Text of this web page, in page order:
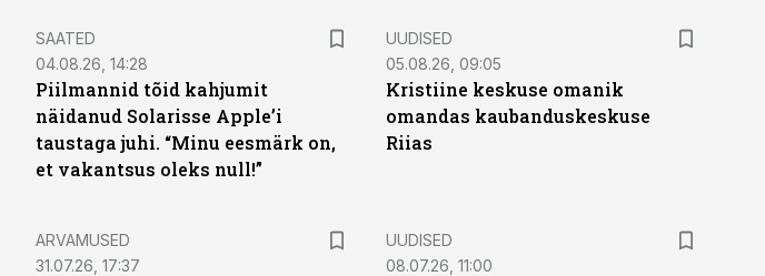
SAATED
04.08.26, 14:28
Piilmannid tõid kahjumit
näidanud Solarisse Apple’i
taustaga juhi. “Minu eesmärk on,
et vakantsus oleks null!”
UUDISED
05.08.26, 09:05
Kristiine keskuse omanik
omandas kaubanduskeskuse
Riias
ARVAMUSED
31.07.26, 17:37
UUDISED
08.07.26, 11:00